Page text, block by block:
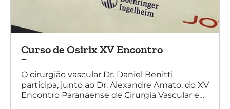
Curso de Osirix XV Encontro
Paranaense
O cirurgião vascular Dr. Daniel Benitti
participa, junto ao Dr. Alexandre Amato, do XV
Encontro Paranaense de Cirurgia Vascular e